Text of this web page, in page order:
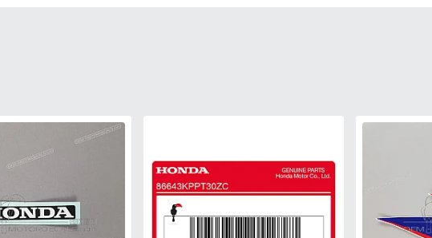
o el amarilleo, incluso después de una exposición prolongada a
(MPN) 86646KPPT60ZA
Honda